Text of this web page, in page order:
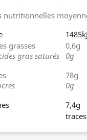
nutritionnelles
grasses
gras saturés
0,6g
0g
78g
0g
7,4g
traces